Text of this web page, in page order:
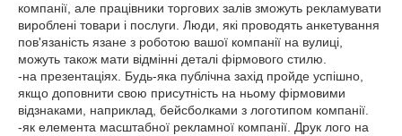
компанії, але працівники торгових залів зможуть рекламувати
вироблені товари і послуги. Люди, які проводять анкетування
пов'язаність язане з роботою вашої компанії на вулиці,
можуть також мати відмінні деталі фірмового стилю.
-на презентаціях. Будь-яка публічна захід пройде успішно,
якщо доповнити свою присутність на ньому фірмовими
відзнаками, наприклад, бейсболками з логотипом компанії.
-як елемента масштабної рекламної компанії. Друк лого на